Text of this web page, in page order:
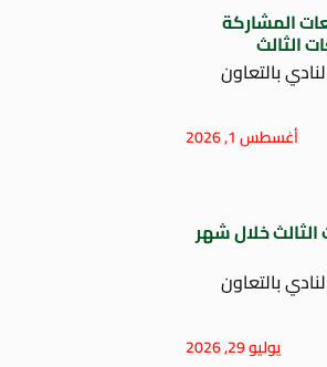
المشاركة
الثالث
بالتعاون
أغسطس 1, 2026
خلال شهر
بالتعاون
يوليو 29, 2026